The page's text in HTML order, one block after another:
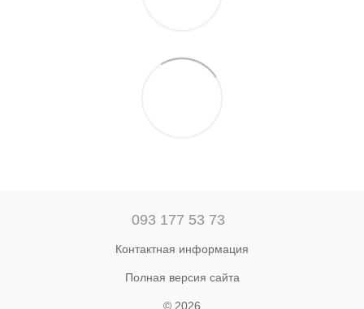
093 177 53 73
Контактная информация
Полная версия сайта
© 2026